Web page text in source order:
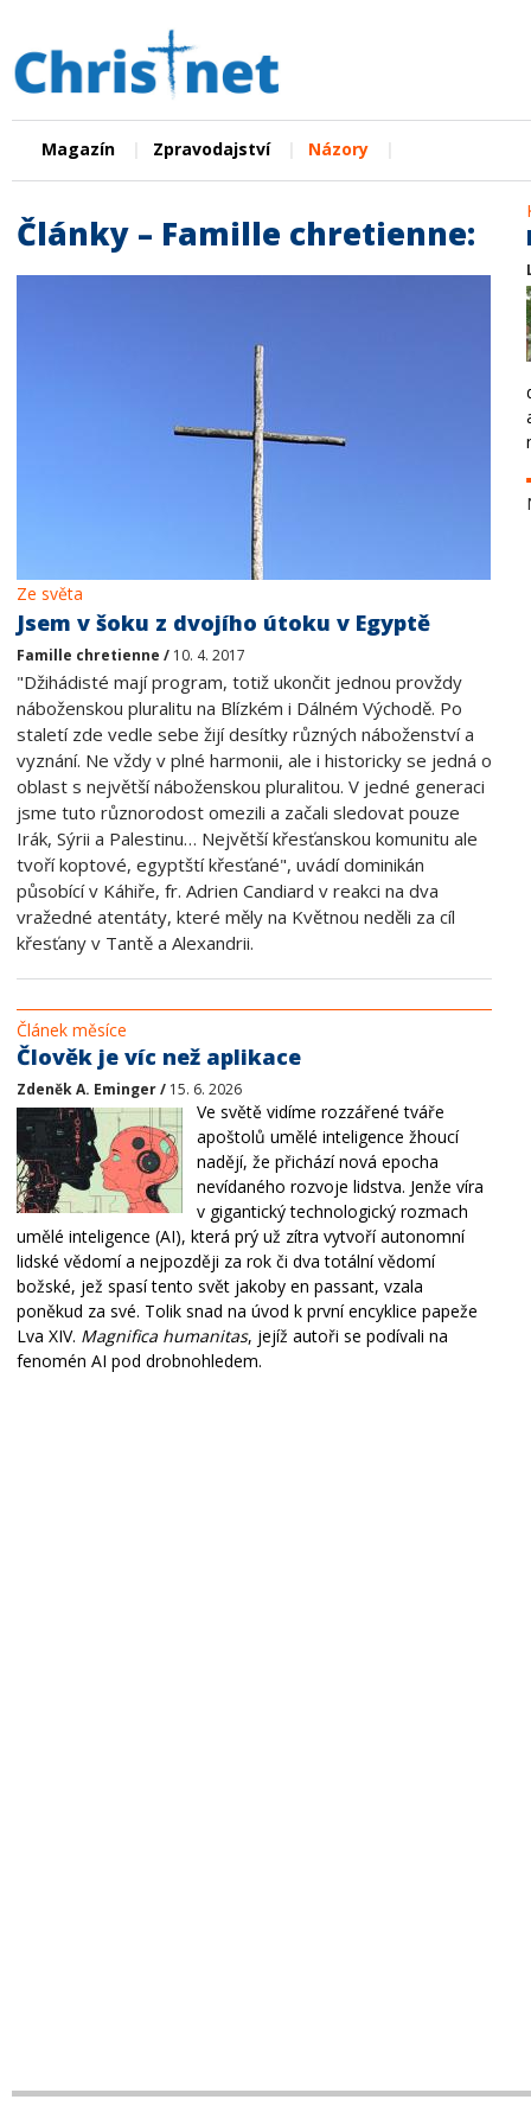
Magazín Zpravodajství Názory
Články – Famille chretienne:
Ze světa
Jsem v šoku z dvojího útoku v Egyptě
Famille chretienne / 10. 4. 2017
"Džihádisté mají program, totiž ukončit jednou provždy
náboženskou pluralitu na Blízkém i Dálném Východě. Po
staletí zde vedle sebe žijí desítky různých náboženství a
vyznání. Ne vždy v plné harmonii, ale i historicky se jedná o
oblast s největší náboženskou pluralitou. V jedné generaci
jsme tuto různorodost omezili a začali sledovat pouze
Irák, Sýrii a Palestinu… Největší křesťanskou komunitu ale
tvoří koptové, egyptští křesťané", uvádí dominikán
působící v Káhiře, fr. Adrien Candiard v reakci na dva
vražedné atentáty, které měly na Květnou neděli za cíl
křesťany v Tantě a Alexandrii.
Článek měsíce
Člověk je víc než aplikace
Zdeněk A. Eminger / 15. 6. 2026
Ve světě vidíme rozzářené tváře
apoštolů umělé inteligence žhoucí
nadějí, že přichází nová epocha
nevídaného rozvoje lidstva. Jenže víra
v gigantický technologický rozmach
umělé inteligence (AI), která prý už zítra vytvoří autonomní
lidské vědomí a nejpozději za rok či dva totální vědomí
božské, jež spasí tento svět jakoby en passant, vzala
poněkud za své. Tolik snad na úvod k první encyklice papeže
Lva XIV. Magnifica humanitas, jejíž autoři se podívali na
fenomén AI pod drobnohledem.